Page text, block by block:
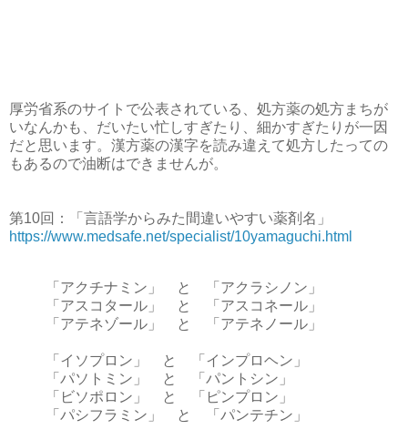
厚労省系のサイトで公表されている、処方薬の処方まちが
いなんかも、だいたい忙しすぎたり、細かすぎたりが一因
だと思います。漢方薬の漢字を読み違えて処方したっての
もあるので油断はできませんが。
第10回：「言語学からみた間違いやすい薬剤名」
https://www.medsafe.net/specialist/10yamaguchi.html
「アクチナミン」 と 「アクラシノン」
「アスコタール」 と 「アスコネール」
「アテネゾール」 と 「アテネノール」
「イソプロン」 と 「インプロヘン」
「パソトミン」 と 「パントシン」
「ビソポロン」 と 「ピンプロン」
「パシフラミン」 と 「パンテチン」